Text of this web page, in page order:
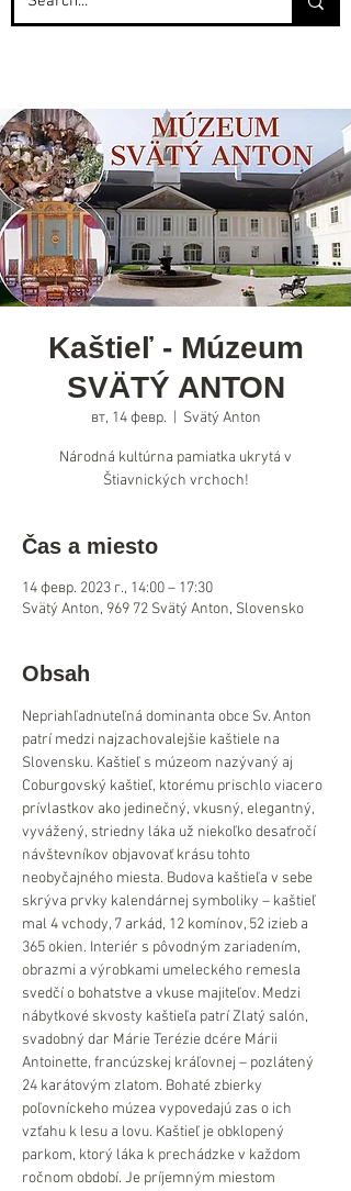
Kaštieľ - Múzeum
SVÄTÝ ANTON
вт, 14 февр. Svätý Anton
Národná kultúrna pamiatka ukrytá v
Štiavnických vrchoch!
Čas a miesto
14 февр. 2023 г., 14:00 – 17:30
Svätý Anton, 969 72 Svätý Anton, Slovensko
Obsah
Nepriahľadnuteľná dominanta obce Sv. Anton
patrí medzi najzachovalejšie kaštiele na
Slovensku. Kaštieľ s múzeom nazývaný aj
Coburgovský kaštieľ, ktorému prischlo viacero
prívlastkov ako jedinečný, vkusný, elegantný,
vyvážený, striedny láka už niekoľko desaťročí
návštevníkov objavovať krásu tohto
neobyčajného miesta. Budova kaštieľa v sebe
skrýva prvky kalendárnej symboliky – kaštieľ
mal 4 vchody, 7 arkád, 12 komínov, 52 izieb a
365 okien. Interiér s pôvodným zariadením,
obrazmi a výrobkami umeleckého remesla
svedčí o bohatstve a vkuse majiteľov. Medzi
nábytkové skvosty kaštieľa patrí Zlatý salón,
svadobný dar Márie Terézie dcére Márii
Antoinette, francúzskej kráľovnej – pozlátený
24 karátovým zlatom. Bohaté zbierky
poľovníckeho múzea vypovedajú zas o ich
vzťahu k lesu a lovu. Kaštieľ je obklopený
parkom, ktorý láka k prechádzke v každom
ročnom období. Je príjemným miestom